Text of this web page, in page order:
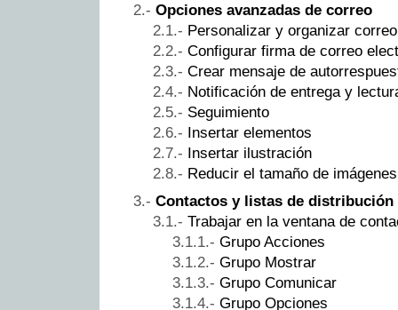
Opciones avanzadas de correo
Personalizar y organizar correo
Configurar firma de correo
Crear mensaje de
Notificación de entrega y
Seguimiento
Insertar elementos
Insertar ilustración
Reducir el tamaño de
Contactos y listas de distribución
Trabajar en la ventana de
Grupo Acciones
Grupo Mostrar
Grupo Comunicar
Grupo Opciones